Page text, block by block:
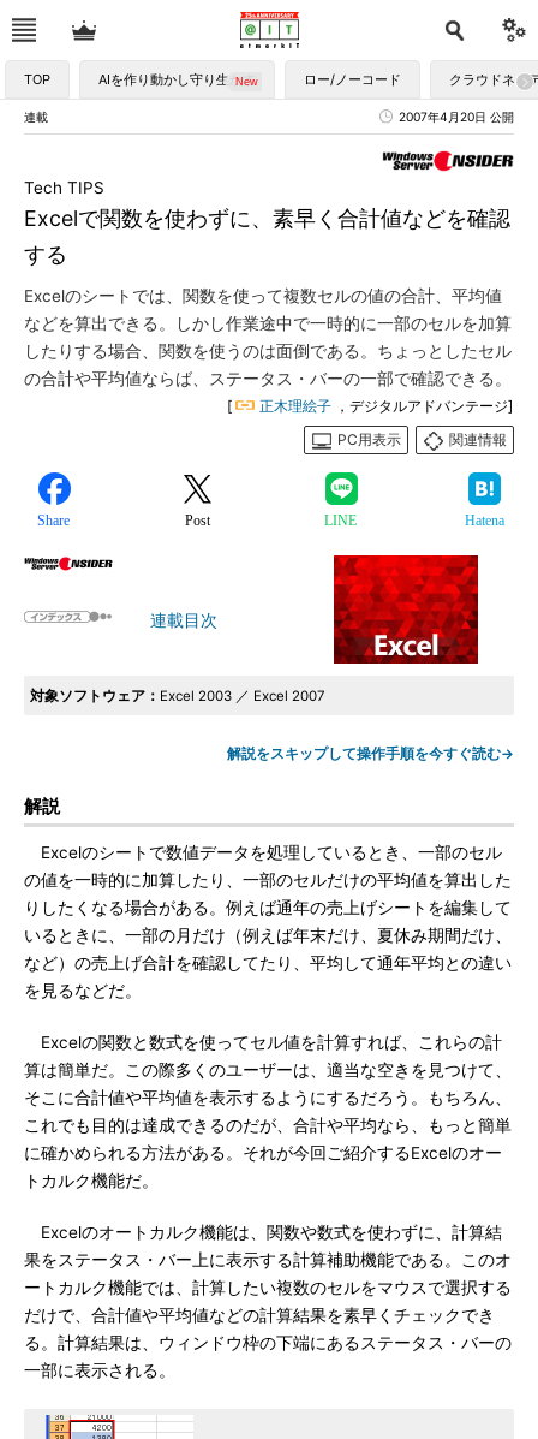
TOP AIを作り動かし守り生かす ロー/ノーコード クラウドネイ
連載 2007年4月20日 公開
Excelで関数を使わずに、素早く合計値などを確認
する
Tech TIPS
Excelのシートでは、関数を使って複数セルの値の合計、平均値
などを算出できる。しかし作業途中で一時的に一部のセルを加算
したりする場合、関数を使うのは面倒である。ちょっとしたセル
の合計や平均値ならば、ステータス・バーの一部で確認できる。
[ 正木理絵子 ，デジタルアドバンテージ]
PC用表示
関連情報
Share Post LINE Hatena
連載目次
対象ソフトウェア： Excel 2003 ／ Excel 2007
解説をスキップして操作手順を今すぐ読む→
解説
Excelのシートで数値データを処理しているとき、一部のセル
の値を一時的に加算したり、一部のセルだけの平均値を算出した
りしたくなる場合がある。例えば通年の売上げシートを編集して
いるときに、一部の月だけ（例えば年末だけ、夏休み期間だけ、
など）の売上げ合計を確認してたり、平均して通年平均との違い
を見るなどだ。
Excelの関数と数式を使ってセル値を計算すれば、これらの計
算は簡単だ。この際多くのユーザーは、適当な空きを見つけて、
そこに合計値や平均値を表示するようにするだろう。もちろん、
これでも目的は達成できるのだが、合計や平均なら、もっと簡単
に確かめられる方法がある。それが今回ご紹介するExcelのオー
トカルク機能だ。
Excelのオートカルク機能は、関数や数式を使わずに、計算結
果をステータス・バー上に表示する計算補助機能である。このオ
ートカルク機能では、計算したい複数のセルをマウスで選択する
だけで、合計値や平均値などの計算結果を素早くチェックでき
る。計算結果は、ウィンドウ枠の下端にあるステータス・バーの
一部に表示される。